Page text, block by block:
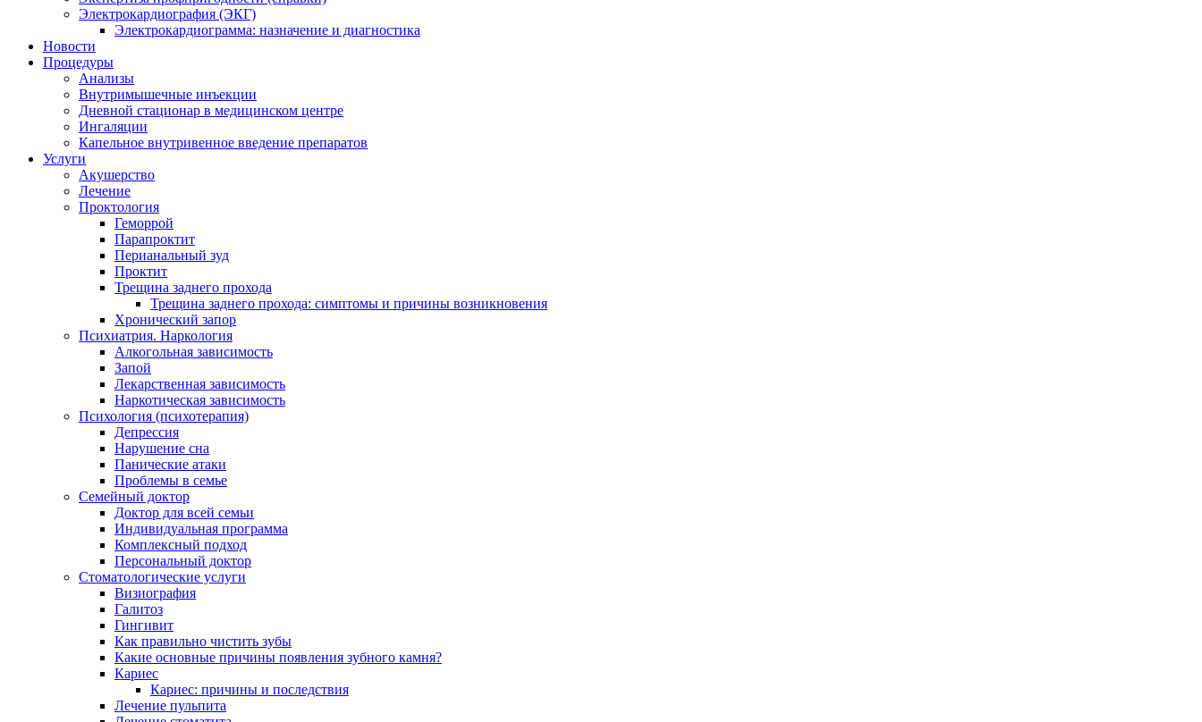
Электрокардиография (ЭКГ)
Электрокардиограмма: назначение и диагностика
Новости
Процедуры
Анализы
Внутримышечные инъекции
Дневной стационар в медицинском центре
Ингаляции
Капельное внутривенное введение препаратов
Услуги
Акушерство
Лечение
Проктология
Геморрой
Парапроктит
Перианальный зуд
Проктит
Трещина заднего прохода
Трещина заднего прохода: симптомы и причины возникновения
Хронический запор
Психиатрия. Наркология
Алкогольная зависимость
Запой
Лекарственная зависимость
Наркотическая зависимость
Психология (психотерапия)
Депрессия
Нарушение сна
Панические атаки
Проблемы в семье
Семейный доктор
Доктор для всей семьи
Индивидуальная программа
Комплексный подход
Персональный доктор
Стоматологические услуги
Визиография
Галитоз
Гингивит
Как правильно чистить зубы
Какие основные причины появления зубного камня?
Кариес
Кариес: причины и последствия
Лечение пульпита